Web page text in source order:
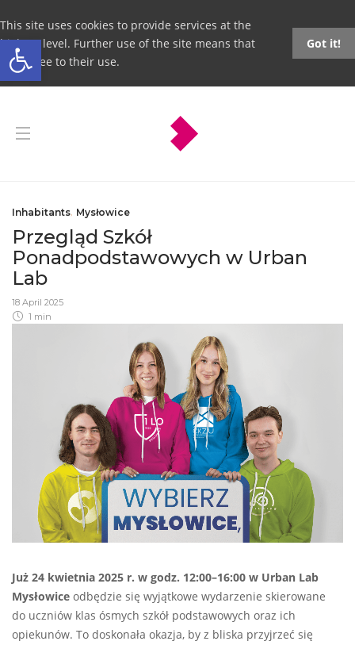
Open toolbar
This site uses cookies to provide services at the
highest level. Further use of the site means that
you agree to their use.
Got it!
Inhabitants, Mysłowice
Przegląd Szkół
Ponadpodstawowych w Urban
Lab
18 April 2025
1 min
Już 24 kwietnia 2025 r. w godz. 12:00–16:00 w Urban Lab
Mysłowice odbędzie się wyjątkowe wydarzenie skierowane
do uczniów klas ósmych szkół podstawowych oraz ich
opiekunów. To doskonała okazja, by z bliska przyjrzeć się